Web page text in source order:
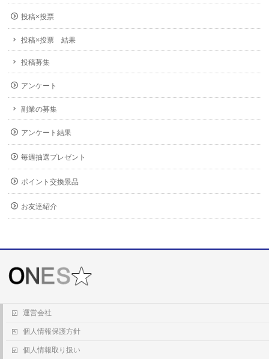
投稿×投票
投稿×投票 結果
投稿募集
アンケート
副業の募集
アンケート結果
毎週抽選プレゼント
ポイント交換景品
お友達紹介
運営会社
個人情報保護方針
個人情報取り扱い